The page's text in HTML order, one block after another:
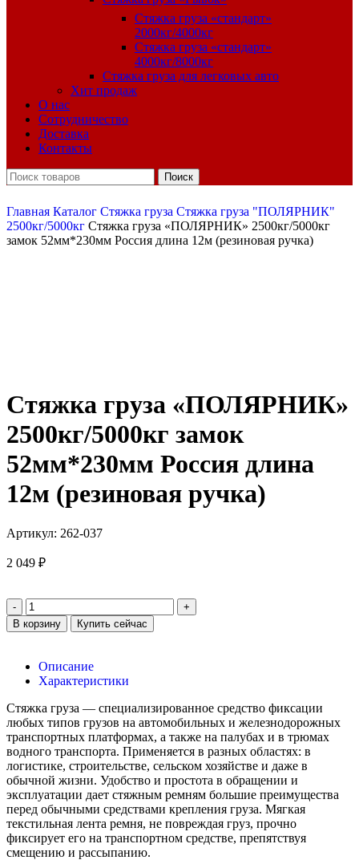
Стяжка груза «стандарт»
2000кг/4000кг
Стяжка груза «стандарт»
4000кг/8000кг
Стяжка груза для легковых авто
Хит продаж
О нас
Сотрудничество
Доставка
Контакты
Поиск
Главная Каталог Стяжка груза Стяжка груза "ПОЛЯРНИК"
2500кг/5000кг Стяжка груза «ПОЛЯРНИК» 2500кг/5000кг
замок 52мм*230мм Россия длина 12м (резиновая ручка)
Стяжка груза «ПОЛЯРНИК»
2500кг/5000кг замок
52мм*230мм Россия длина
12м (резиновая ручка)
Артикул: 262-037
2 049 ₽
В корзину Купить сейчас
Описание
Характеристики
Стяжка груза — специализированное средство фиксации
любых типов грузов на автомобильных и железнодорожных
транспортных платформах, а также на палубах и в трюмах
водного транспорта. Применяется в разных областях: в
логистике, строительстве, сельском хозяйстве и даже в
обычной жизни. Удобство и простота в обращении и
эксплуатации дает стяжным ремням большие преимущества
перед обычными средствами крепления груза. Мягкая
текстильная лента ремня, не повреждая груз, прочно
фиксирует его на транспортном средстве, препятствуя
смещению и рассыпанию.